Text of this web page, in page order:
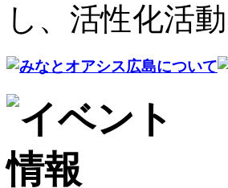
し、活性化活